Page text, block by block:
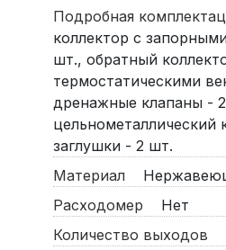
Подробная
коллектор с
шт., обратный
термостатическими
дренажные клапаны -
заглушки - 2 шт.
Материал
Расходомер
Нет
Количество выходов